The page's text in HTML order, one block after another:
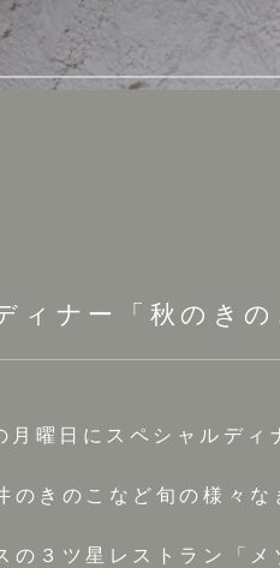
ナー「秋のき
日にスペシャルディ
のきのこなど旬の様々
の３ツ星レストラン「